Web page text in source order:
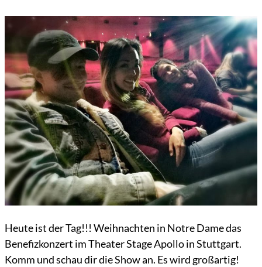
Heute ist der Tag!!! Weihnachten in Notre Dame das
Benefizkonzert im Theater Stage Apollo in Stuttgart.
Komm und schau dir die Show an. Es wird großartig!